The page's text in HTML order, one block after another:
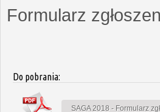
Formularz
Do pobrania:
SAGA 2018 - Formularz